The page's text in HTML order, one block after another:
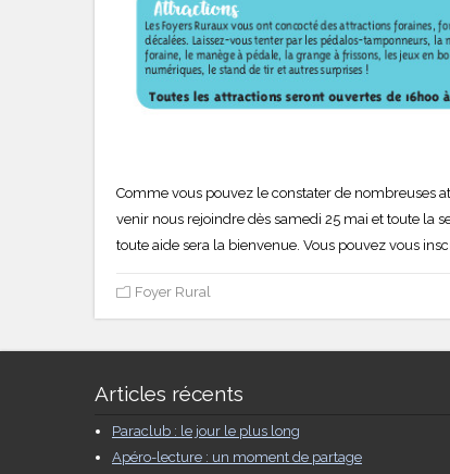
Comme vous pouvez le constater de nombreuses
venir nous rejoindre dès samedi 25 mai et toute la
toute aide sera la bienvenue. Vous pouvez vous
Foyer Rural
Articles récents
Paraclub : le jour le plus long
Apéro-lecture : un moment de partage